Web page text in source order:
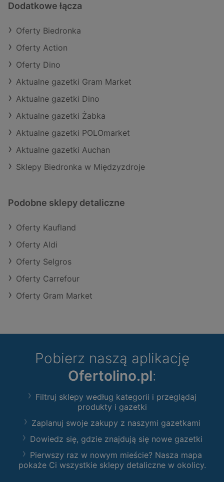
Dodatkowe łącza
Oferty Biedronka
Oferty Action
Oferty Dino
Aktualne gazetki Gram Market
Aktualne gazetki Dino
Aktualne gazetki Żabka
Aktualne gazetki POLOmarket
Aktualne gazetki Auchan
Sklepy Biedronka w Międzyzdroje
Podobne sklepy detaliczne
Oferty Kaufland
Oferty Aldi
Oferty Selgros
Oferty Carrefour
Oferty Gram Market
Pobierz naszą aplikację
Ofertolino.pl:
Filtruj sklepy według kategorii i przeglądaj
produkty i gazetki
Zaplanuj swoje zakupy z naszymi gazetkami
Dowiedz się, gdzie znajdują się nowe gazetki
Pierwszy raz w nowym mieście? Nasza mapa
pokaże Ci wszystkie sklepy detaliczne w okolicy.